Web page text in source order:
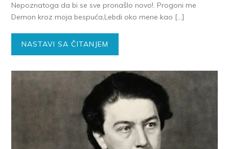
Nepoznatoga da bi se sve pronašlo novo!. Progoni me
Demon kroz moja bespuća,Lebdi oko mene kao […]
NASTAVI SA ČITANJEM